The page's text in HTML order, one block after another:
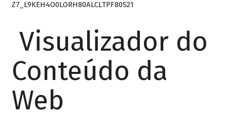
Z7_L9KEH4O0LORH80ALCLTPF80S21
Visualizador do
Conteúdo da
Web